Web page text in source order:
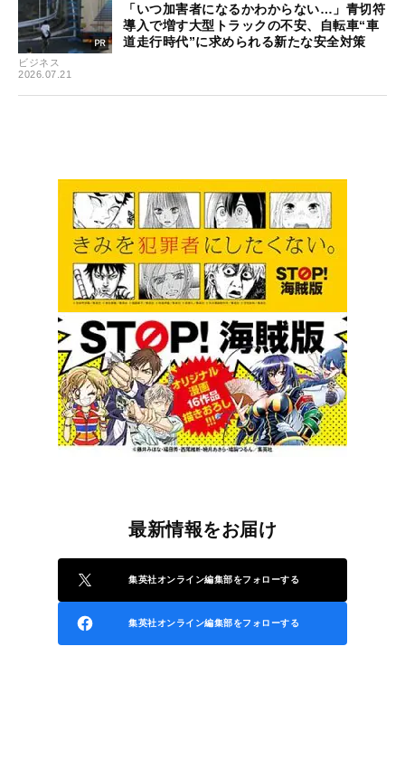
ビジネス
2026.07.21
「いつ加害者になるかわからない…」青切符
導入で増す大型トラックの不安、自転車“車
道走行時代”に求められる新たな安全対策
最新情報をお届け
集英社オンライン編集部をフォローする
集英社オンライン編集部をフォローする